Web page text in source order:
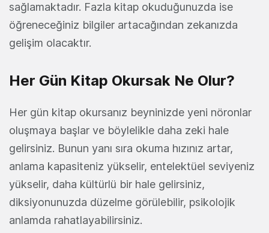
sağlamaktadır. Fazla kitap okuduğunuzda ise
öğreneceğiniz bilgiler artacağından zekanızda
gelişim olacaktır.
Her Gün Kitap Okursak Ne Olur?
Her gün kitap okursanız beyninizde yeni nöronlar
oluşmaya başlar ve böylelikle daha zeki hale
gelirsiniz. Bunun yanı sıra okuma hızınız artar,
anlama kapasiteniz yükselir, entelektüel seviyeniz
yükselir, daha kültürlü bir hale gelirsiniz,
diksiyonunuzda düzelme görülebilir, psikolojik
anlamda rahatlayabilirsiniz.